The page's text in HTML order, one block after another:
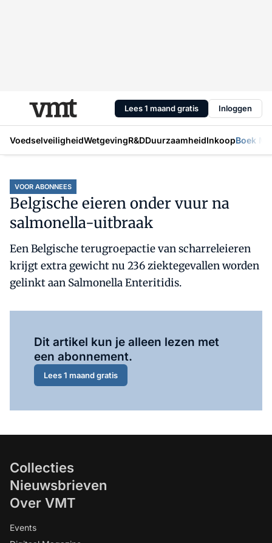
Lees 1 maand gratis Inloggen
VoedselveiligheidWetgevingR&DDuurzaamheidInkoopBoek
VOOR ABONNEES
Belgische eieren onder vuur na
salmonella-uitbraak
Een Belgische terugroepactie van scharreleieren
krijgt extra gewicht nu 236 ziektegevallen worden
gelinkt aan Salmonella Enteritidis.
Dit artikel kun je alleen lezen met
een abonnement.
Lees 1 maand gratis
Collecties
Nieuwsbrieven
Over VMT
Events